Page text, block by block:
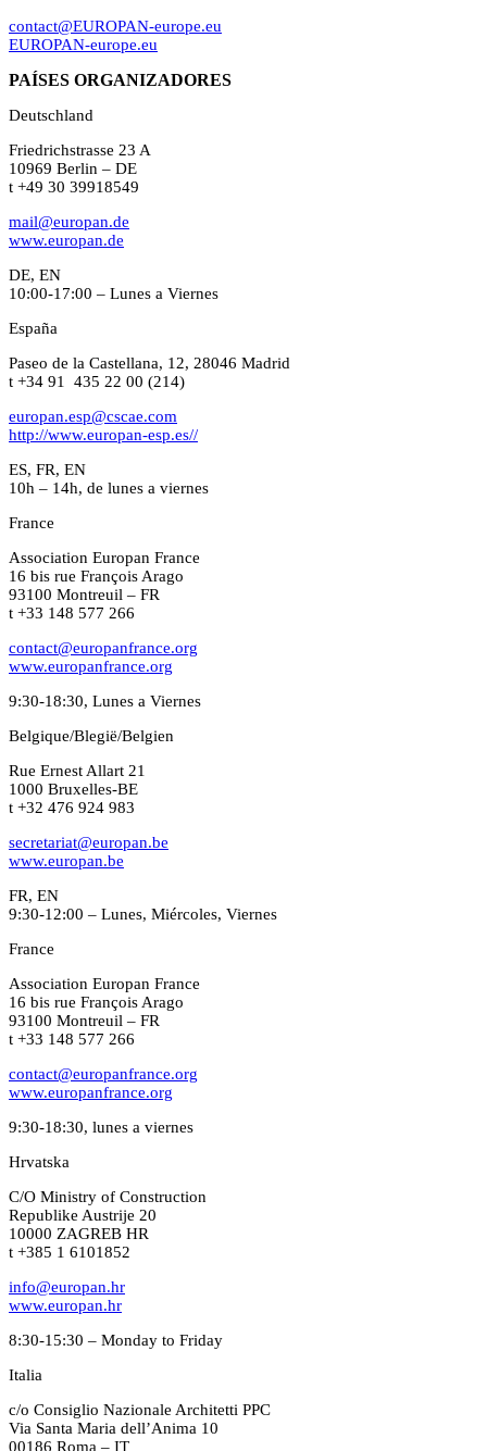
contact@EUROPAN-europe.eu
EUROPAN-europe.eu
PAÍSES ORGANIZADORES
Deutschland
Friedrichstrasse 23 A
10969 Berlin – DE
t +49 30 39918549
mail@europan.de
www.europan.de
DE, EN
10:00-17:00 – Lunes a Viernes
España
Paseo de la Castellana, 12, 28046 Madrid
t +34 91 435 22 00 (214)
europan.esp@cscae.com
http://www.europan-esp.es//
ES, FR, EN
10h – 14h, de lunes a viernes
France
Association Europan France
16 bis rue François Arago
93100 Montreuil – FR
t +33 148 577 266
contact@europanfrance.org
www.europanfrance.org
9:30-18:30, Lunes a Viernes
Belgique/Blegië/Belgien
Rue Ernest Allart 21
1000 Bruxelles-BE
t +32 476 924 983
secretariat@europan.be
www.europan.be
FR, EN
9:30-12:00 – Lunes, Miércoles, Viernes
France
Association Europan France
16 bis rue François Arago
93100 Montreuil – FR
t +33 148 577 266
contact@europanfrance.org
www.europanfrance.org
9:30-18:30, lunes a viernes
Hrvatska
C/O Ministry of Construction
Republike Austrije 20
10000 ZAGREB HR
t +385 1 6101852
info@europan.hr
www.europan.hr
8:30-15:30 – Monday to Friday
Italia
c/o Consiglio Nazionale Architetti PPC
Via Santa Maria dell’Anima 10
00186 Roma – IT